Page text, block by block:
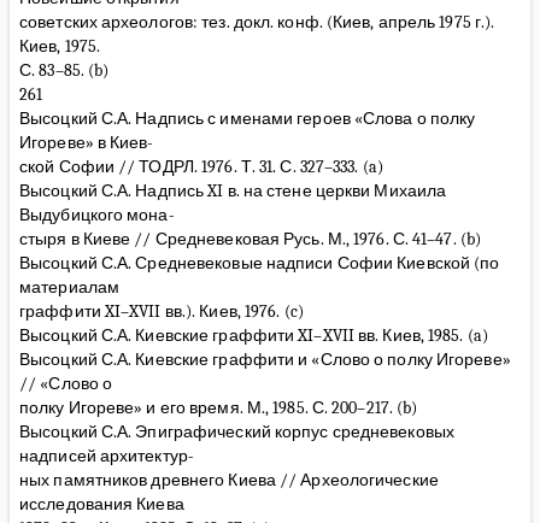
советских археологов: тез. докл. конф. (Киев, апрель 1975 г.).
Киев, 1975.
С. 83–85. (b)
261
Высоцкий С.А. Надпись с именами героев «Слова о полку
Игореве» в Киев-
ской Софии // ТОДРЛ. 1976. Т. 31. С. 327–333. (a)
Высоцкий С.А. Надпись XI в. на стене церкви Михаила
Выдубицкого мона-
стыря в Киеве // Средневековая Русь. М., 1976. С. 41–47. (b)
Высоцкий С.А. Средневековые надписи Софии Киевской (по
материалам
граффити XI–XVII вв.). Киев, 1976. (c)
Высоцкий С.А. Киевские граффити XI–XVII вв. Киев, 1985. (a)
Высоцкий С.А. Киевские граффити и «Слово о полку Игореве»
// «Слово о
полку Игореве» и его время. М., 1985. С. 200–217. (b)
Высоцкий С.А. Эпиграфический корпус средневековых
надписей архитектур-
ных памятников древнего Киева // Археологические
исследования Киева